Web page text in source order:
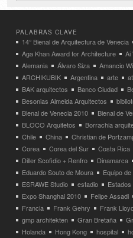
PALABRAS CLAVE
14° Bienal de Arquitectura de Venecia
Aga Khan Award for Architecture
Ai
Alemania
Álvaro Siza Amancio
ARCHIKUBIK
Argentina arte
BAK arquitectos
Banco Ciudad
Besonias Almeida Arquitectos
Bienal de Venecia 2010
Bienal de
BLOCO Arquitetos
Borrachia
Chile
China Christian de
Corea
Corea del Sur Costa Rica
Diller Scofidio + Renfro
Dinamarca
Eduardo Souto de Moura
Equipo
ESRAWE Studio
estadio Estados
Expo Shanghai 2010
Felipe Assadi
Francia
Frank Gehry Frank
gmp architekten
Gran Bretaña
Holanda
Hong Kong hospital